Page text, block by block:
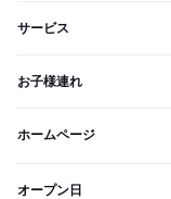
サービス
お子様連れ
ホームページ
オープン日